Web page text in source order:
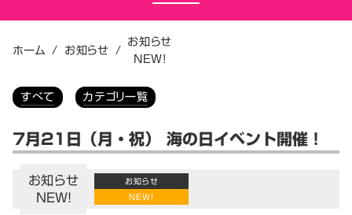
ホーム / お知らせ / お知らせ
NEW!
すべて
カテゴリ一覧
7月21日（月・祝） 海の日イベント開催！
お知らせ
NEW!
お知らせ
NEW!